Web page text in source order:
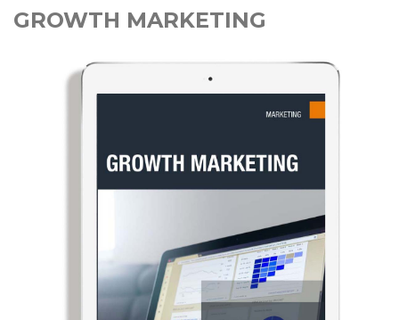
GROWTH MARKETING